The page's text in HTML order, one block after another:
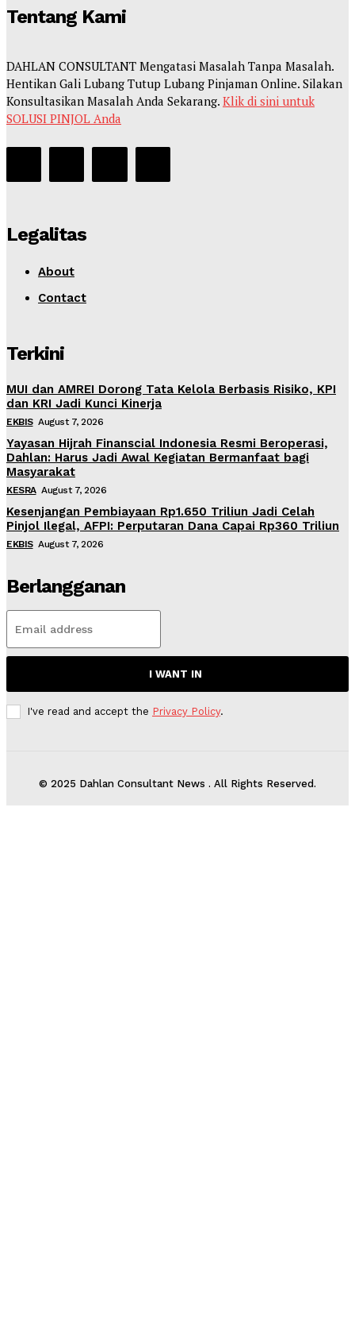
Tentang Kami
DAHLAN CONSULTANT Mengatasi Masalah Tanpa Masalah.
Hentikan Gali Lubang Tutup Lubang Pinjaman Online. Silakan
Konsultasikan Masalah Anda Sekarang. Klik di sini untuk
SOLUSI PINJOL Anda
Legalitas
About
Contact
Terkini
MUI dan AMREI Dorong Tata Kelola Berbasis Risiko, KPI
dan KRI Jadi Kunci Kinerja
EKBIS August 7, 2026
Yayasan Hijrah Finanscial Indonesia Resmi Beroperasi,
Dahlan: Harus Jadi Awal Kegiatan Bermanfaat bagi
Masyarakat
KESRA August 7, 2026
Kesenjangan Pembiayaan Rp1.650 Triliun Jadi Celah
Pinjol Ilegal, AFPI: Perputaran Dana Capai Rp360 Triliun
EKBIS August 7, 2026
Berlangganan
I WANT IN
I've read and accept the Privacy Policy.
© 2025 Dahlan Consultant News . All Rights Reserved.